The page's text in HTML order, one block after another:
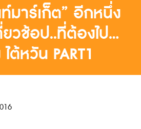
ท์มาร์เก็ต” อีกหนึ่ง
วช้อป..ที่ต้องไป…
ไต้หวัน PART1